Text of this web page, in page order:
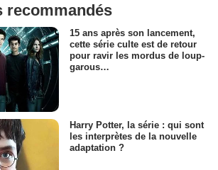
recommandés
15 ans après son lancement,
cette série culte est de retour
pour ravir les mordus de loup-
garous…
Harry Potter, la série : qui sont
les interprètes de la nouvelle
adaptation ?